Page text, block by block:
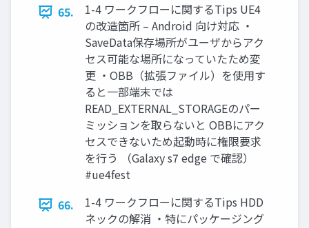
65.
1-4 ワークフローに関するTips UE4
の改造箇所 – Android 向け対応 ・
SaveData保存場所がユーザからアク
セス可能な場所になっていたため変
更 ・OBB（拡張ファイル）を使用す
ると一部端末では
READ_EXTERNAL_STORAGEのパー
ミッションを取らないと OBBにアク
セスできないため起動時に権限要求
を行う （Galaxy s7 edge で確認）
#ue4fest
66.
1-4 ワークフローに関するTips HDD
ネックの解消 ・特にパッケージング